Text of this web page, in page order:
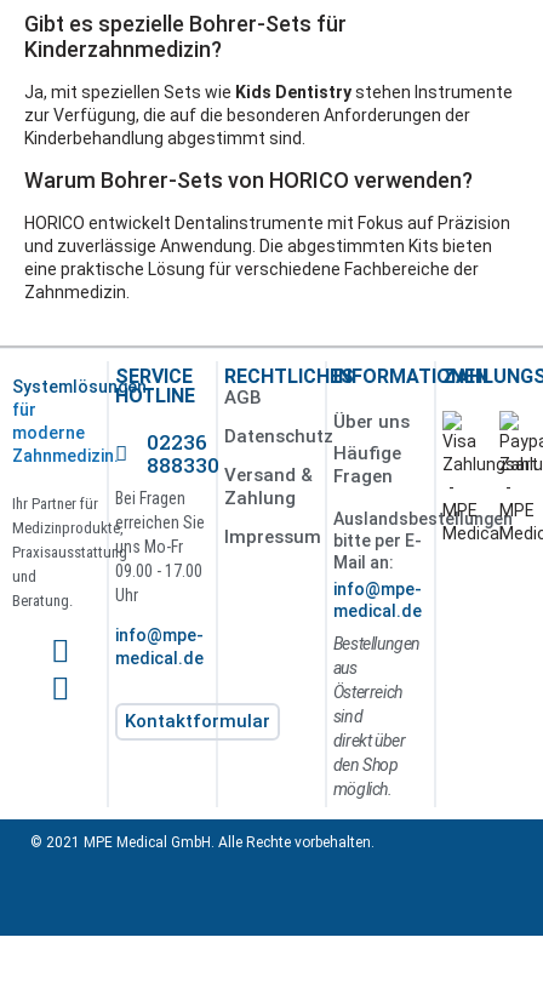
Gibt es spezielle Bohrer-Sets für
Kinderzahnmedizin?
Ja, mit speziellen Sets wie Kids Dentistrystehen Instrumente
zur Verfügung, die auf die besonderen Anforderungen der
Kinderbehandlung abgestimmt sind.
Warum Bohrer-Sets von HORICO verwenden?
HORICO entwickelt Dentalinstrumente mit Fokus auf Präzision
und zuverlässige Anwendung. Die abgestimmten Kits bieten
eine praktische Lösung für verschiedene Fachbereiche der
Zahnmedizin.
Systemlösungen
für
moderne
Zahnmedizin.
Ihr Partner für
Medizinprodukte,
Praxisausstattung
und
Beratung.
SERVICE
HOTLINE
02236
888330
Bei Fragen
erreichen Sie
uns Mo-Fr
09.00 - 17.00
Uhr
info@mpe-
medical.de
Kontaktformular
RECHTLICHES
AGB
Datenschutz
Versand &
Zahlung
Impressum
INFORMATIONEN
Über uns
Häufige
Fragen
Auslandsbestellungen
bitte per E-
Mail an:
info@mpe-
medical.de
Bestellungen
aus
Österreich
sind
direkt über
den Shop
möglich.
© 2021 MPE Medical GmbH. Alle Rechte vorbehalten.